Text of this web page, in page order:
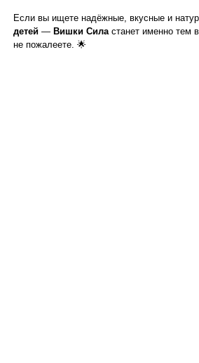
Если вы ищете надёжные, вкусные и
детей — Вишки Сила станет именно тем
не пожалеете. 🌟